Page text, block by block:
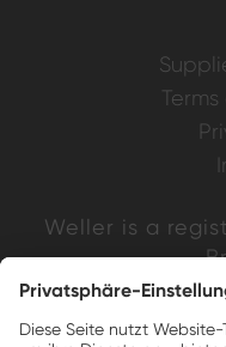
Weller is a